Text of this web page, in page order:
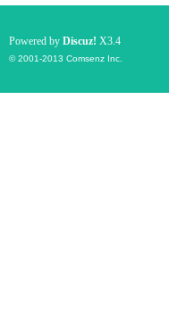
Powered by Discuz! X3.4
© 2001-2013 Comsenz Inc.